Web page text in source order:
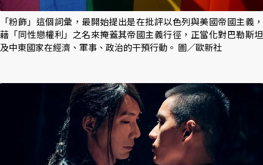
「粉飾」這個詞彙，最開始提出是在批評以色列與美國帝國主義，
藉「同性戀權利」之名來掩蓋其帝國主義行徑，正當化對巴勒斯坦
及中東國家在經濟、軍事、政治的干預行動。 圖／歐新社